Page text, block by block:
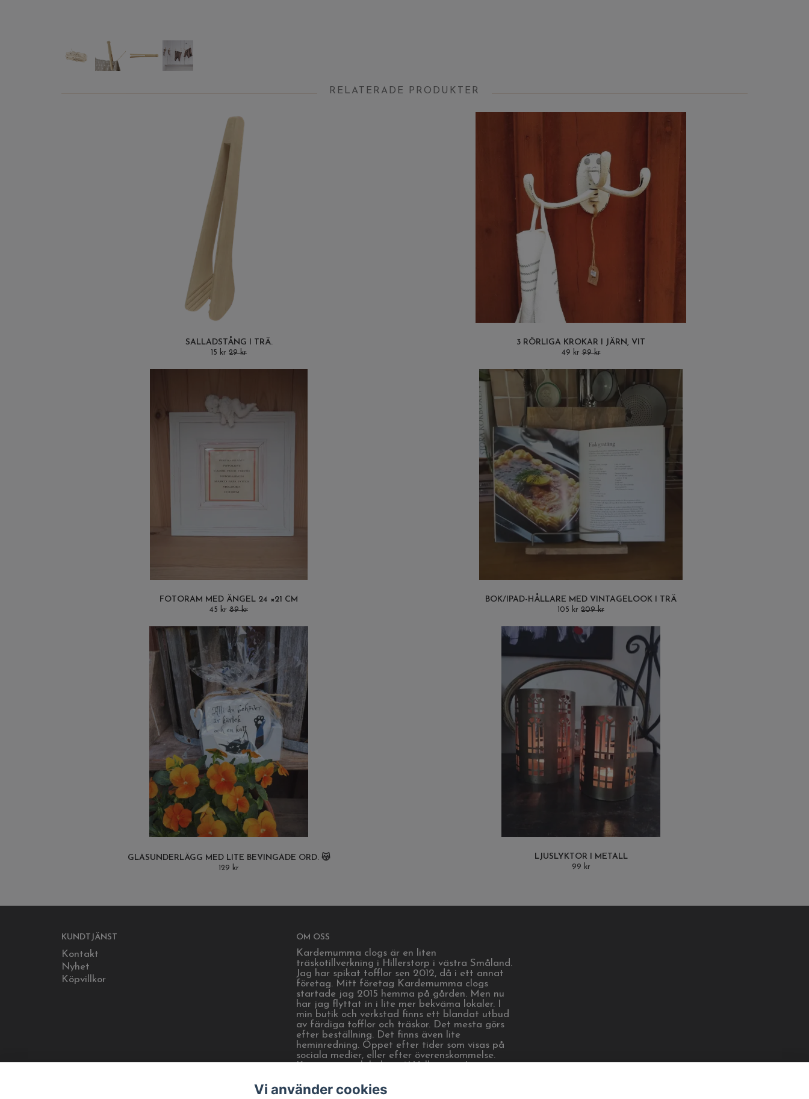
RELATERADE PRODUKTER
SALLADSTÅNG I TRÄ.
15 kr 29 kr
3 RÖRLIGA KROKAR I JÄRN, VIT
49 kr99 kr
FOTORAM MED ÄNGEL 24 ×21 CM
45 kr 89 kr
BOK/IPAD-HÅLLARE MED VINTAGELOOK I TRÄ
105 kr 209 kr
GLASUNDERLÄGG MED LITE BEVINGADE ORD. 😽
129 kr
LJUSLYKTOR I METALL
99 kr
KUNDTJÄNST
Kontakt
Nyhet
Köpvillkor
OM OSS
Kardemumma clogs är en liten
träskotillverkning i Hillerstorp i västra Småland.
Jag har spikat tofflor sen 2012, då i ett annat
företag. Mitt företag Kardemumma clogs
startade jag 2015 hemma på gården. Men nu
har jag flyttat in i lite mer bekväma lokaler. I
min butik och verkstad finns ett blandat utbud
av färdiga tofflor och träskor. Det mesta görs
efter beställning. Det finns även lite
heminredning. Öppet efter tider som visas på
sociala medier, eller efter överenskommelse.
Kom gärna och hälsa på! Välkommen!
Vi använder cookies